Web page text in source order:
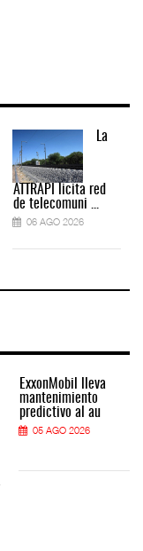
La
ATTRAPI licita red
de telecomuni ...
06 AGO 2026
ExxonMobil lleva
mantenimiento
predictivo al au
05 AGO 2026